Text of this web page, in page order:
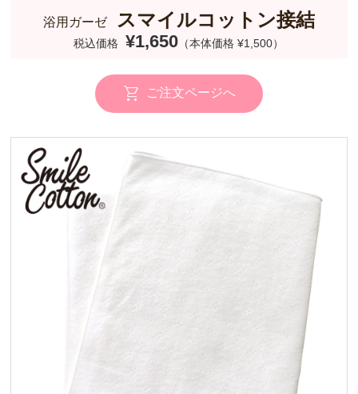
浴用ガーゼ スマイルコットン接結
税込価格 ¥1,650 （本体価格 ¥1,500）
ご注文ページへ